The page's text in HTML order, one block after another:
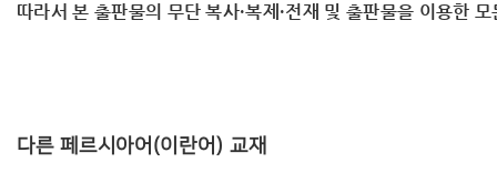
따라서 ​본 출판물의 무단 복사·복제·전재 및 출판물을 이용한
다른 페르시아어(이란어) 교재